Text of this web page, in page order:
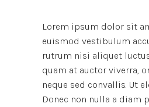
Lorem ipsum dolor sit
euismod vestibulum
rutrum nisi aliquet
quam at auctor viverra,
neque sed convallis. Ut
Donec non nulla a diam